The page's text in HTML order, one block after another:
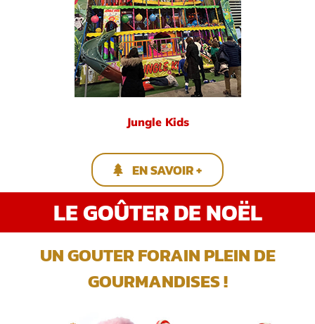
Jungle Kids
EN SAVOIR +
LE GOÛTER DE NOËL
UN GOUTER FORAIN PLEIN DE
GOURMANDISES !